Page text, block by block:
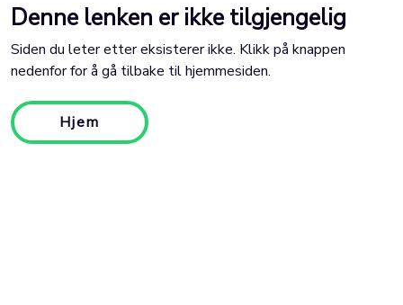
Denne lenken er ikke tilgjengelig
Siden du leter etter eksisterer ikke. Klikk på knappen
nedenfor for å gå tilbake til hjemmesiden.
Hjem